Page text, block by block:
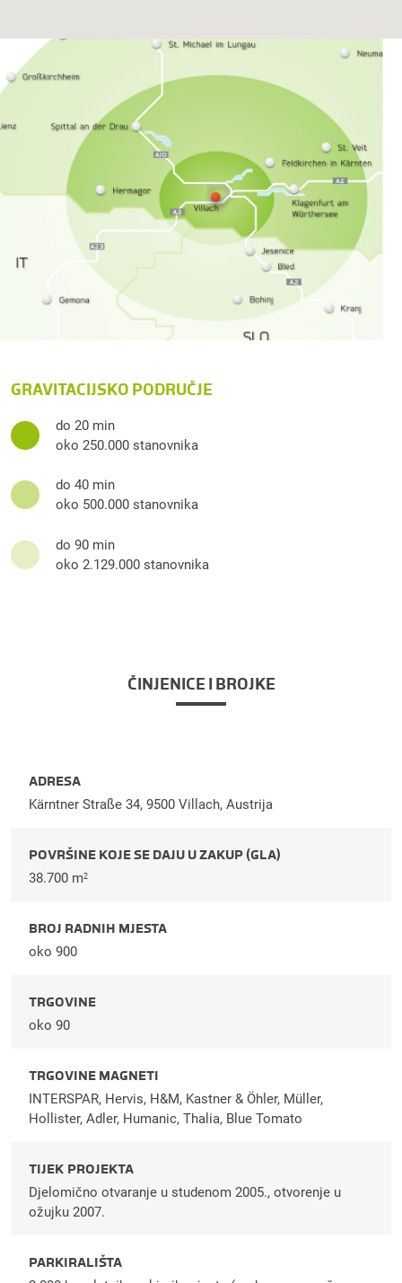
GRAVITACIJSKO PODRUČJE
do 20 min
oko 250.000 stanovnika
do 40 min
oko 500.000 stanovnika
do 90 min
oko 2.129.000 stanovnika
ČINJENICE I BROJKE
ADRESA
Kärntner Straße 34, 9500 Villach, Austrija
POVRŠINE KOJE SE DAJU U ZAKUP (GLA)
38.700 m2
BROJ RADNIH MJESTA
oko 900
TRGOVINE
oko 90
TRGOVINE MAGNETI
INTERSPAR, Hervis, H&M, Kastner & Öhler, Müller,
Hollister, Adler, Humanic, Thalia, Blue Tomato
TIJEK PROJEKTA
Djelomično otvaranje u studenom 2005., otvorenje u
ožujku 2007.
PARKIRALIŠTA